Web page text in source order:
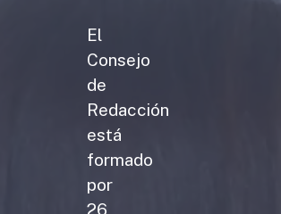
El
Consejo
de
Redacción
está
formado
por
26